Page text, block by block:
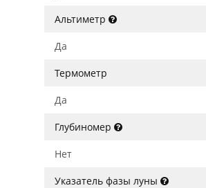
Альтиметр
Да
Термометр
Да
Глубиномер
Нет
Указатель фазы луны